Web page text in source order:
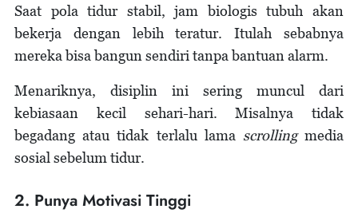
Saat pola tidur stabil, jam biologis tubuh akan
bekerja dengan lebih teratur. Itulah sebabnya
mereka bisa bangun sendiri tanpa bantuan alarm.
Menariknya, disiplin ini sering muncul dari
kebiasaan kecil sehari-hari. Misalnya tidak
begadang atau tidak terlalu lama scrollingmedia
sosial sebelum tidur.
2. Punya Motivasi Tinggi